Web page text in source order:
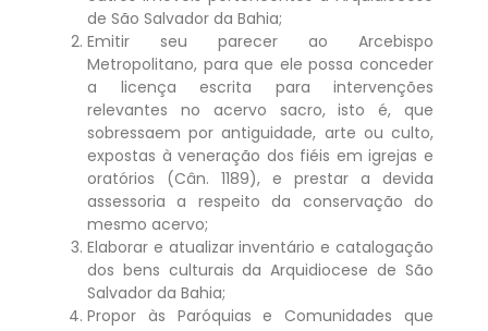
de São Salvador da Bahia;
Emitir seu parecer ao Arcebispo
Metropolitano, para que ele possa conceder
a licença escrita para intervenções
relevantes no acervo sacro, isto é, que
sobressaem por antiguidade, arte ou culto,
expostas à veneração dos fiéis em igrejas e
oratórios (Cân. 1189), e prestar a devida
assessoria a respeito da conservação do
mesmo acervo;
Elaborar e atualizar inventário e catalogação
dos bens culturais da Arquidiocese de São
Salvador da Bahia;
Propor às Paróquias e Comunidades que